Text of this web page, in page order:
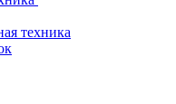
техника